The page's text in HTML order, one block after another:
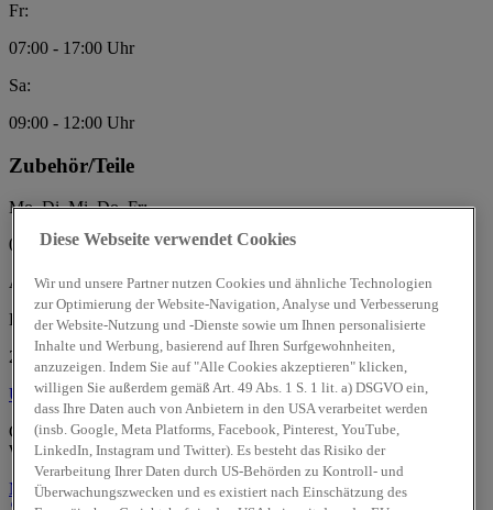
Fr:
07:00 - 17:00 Uhr
Sa:
09:00 - 12:00 Uhr
Zubehör/Teile
Mo, Di, Mi, Do, Fr:
08:00 - 17:00 Uhr
Autohaus Rehder GmbH & Co. KG
Eckernförder Str. 298
24119 Kronshagen / Kiel
Über unsÜber uns
Geprüfte Gebrauchtwagen:
Wir sind offiziellerHyundai PromisePartner.
Mehr erfahren
Diese Webseite verwendet Cookies
Wir und unsere Partner nutzen Cookies und ähnliche Technologien
zur Optimierung der Website-Navigation, Analyse und Verbesserung
der Website-Nutzung und -Dienste sowie um Ihnen personalisierte
Inhalte und Werbung, basierend auf Ihren Surfgewohnheiten,
anzuzeigen. Indem Sie auf "Alle Cookies akzeptieren" klicken,
willigen Sie außerdem gemäß Art. 49 Abs. 1 S. 1 lit. a) DSGVO ein,
dass Ihre Daten auch von Anbietern in den USA verarbeitet werden
(insb. Google, Meta Platforms, Facebook, Pinterest, YouTube,
LinkedIn, Instagram und Twitter). Es besteht das Risiko der
Verarbeitung Ihrer Daten durch US-Behörden zu Kontroll- und
Überwachungszwecken und es existiert nach Einschätzung des